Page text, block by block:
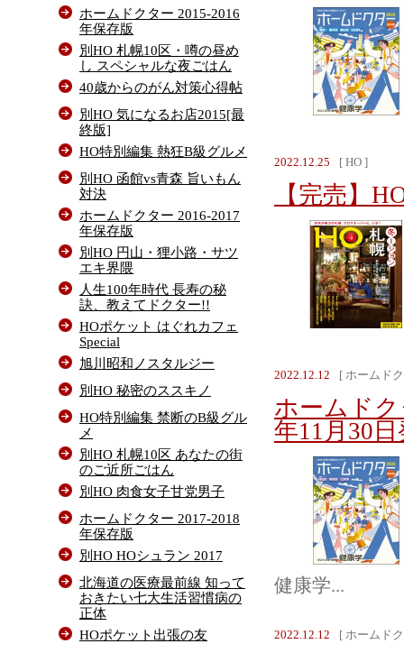
2022.12.25 [ HO ]
【完売】
2022.12.12 [ ホームド
ホームド
年11月30
健康学...
2022.12.12 [ ホームド
ホームドクター 2015-2016
年保存版
別HO 札幌10区・噂の昼め
し スペシャルな夜ごはん
40歳からのがん対策心得帖
別HO 気になるお店2015[最
終版]
HO特別編集 熱狂B級グルメ
別HO 函館vs青森 旨いもん
対決
ホームドクター 2016-2017
年保存版
別HO 円山・狸小路・サツ
エキ界隈
人生100年時代 長寿の秘
訣、教えてドクター!!
HOポケット はぐれカフェ
Special
旭川昭和ノスタルジー
別HO 秘密のススキノ
HO特別編集 禁断のB級グル
メ
別HO 札幌10区 あなたの街
のご近所ごはん
別HO 肉食女子甘党男子
ホームドクター 2017-2018
年保存版
別HO HOシュラン 2017
北海道の医療最前線 知って
おきたい七大生活習慣病の
正体
HOポケット出張の友